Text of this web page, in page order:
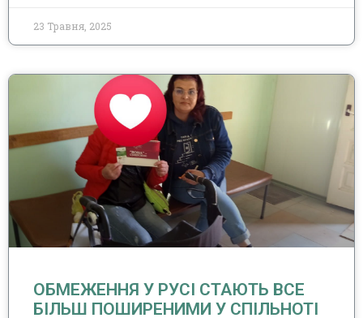
23 Травня, 2025
ОБМЕЖЕННЯ У РУСІ СТАЮТЬ ВСЕ
БІЛЬШ ПОШИРЕНИМИ У СПІЛЬНОТІ